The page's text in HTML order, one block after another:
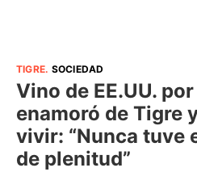
TIGRE. SOCIEDAD
Vino de EE.UU.
enamoró de Tigre
vivir: “Nunca tuve
de plenitud”